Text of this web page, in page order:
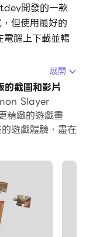
開發的一款
但使用最好的
腦上下載並暢
，您可以在
用程式比用觸
設備的電量問
行多個應用程
變得非常容易。
上運行。享
展開
截圖和影片
Slayer
精緻的遊戲畫
遊戲體驗，盡在